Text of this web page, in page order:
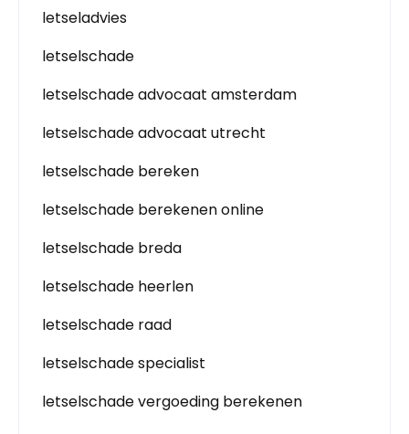
letseladvies
letselschade
letselschade advocaat amsterdam
letselschade advocaat utrecht
letselschade bereken
letselschade berekenen online
letselschade breda
letselschade heerlen
letselschade raad
letselschade specialist
letselschade vergoeding berekenen